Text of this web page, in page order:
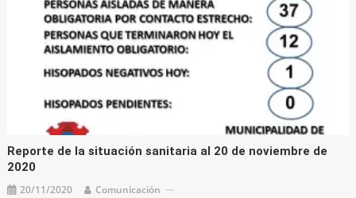
Reporte de la situación sanitaria al 20 de noviembre de
2020
20/11/2020 Comunicación